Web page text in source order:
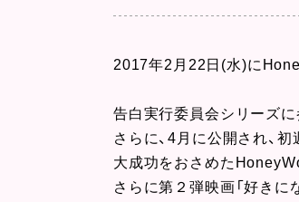
2017年2月22日(水)に
告白実行委員会シリーズ
さらに、4月に公開され、
大成功をおさめた
さらに第２弾映画「好き